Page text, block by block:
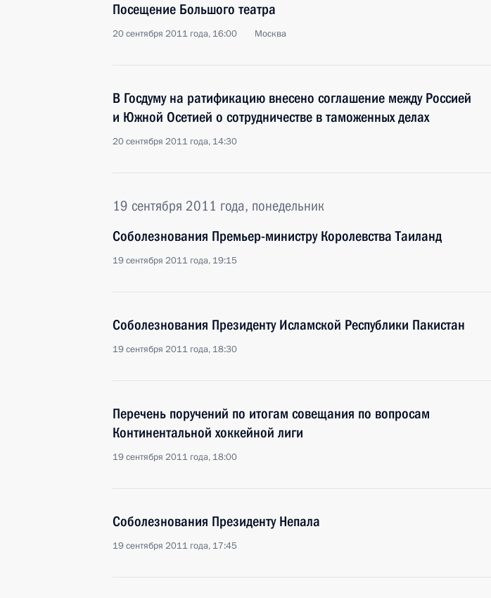
Посещение Большого театра
20 сентября 2011 года, 16:00 Москва
В Госдуму на ратификацию внесено соглашение между Россией
и Южной Осетией о сотрудничестве в таможенных делах
20 сентября 2011 года, 14:30
19 сентября 2011 года, понедельник
Соболезнования Премьер-министру Королевства Таиланд
19 сентября 2011 года, 19:15
Соболезнования Президенту Исламской Республики Пакистан
19 сентября 2011 года, 18:30
Перечень поручений по итогам совещания по вопросам
Континентальной хоккейной лиги
19 сентября 2011 года, 18:00
Соболезнования Президенту Непала
19 сентября 2011 года, 17:45